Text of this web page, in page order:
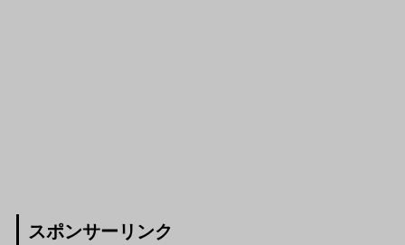
スポンサーリンク